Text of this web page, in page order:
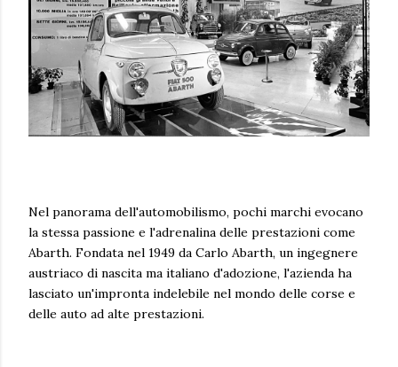
Nel panorama dell'automobilismo, pochi marchi evocano
la stessa passione e l'adrenalina delle prestazioni come
Abarth. Fondata nel 1949 da Carlo Abarth, un ingegnere
austriaco di nascita ma italiano d'adozione, l'azienda ha
lasciato un'impronta indelebile nel mondo delle corse e
delle auto ad alte prestazioni.